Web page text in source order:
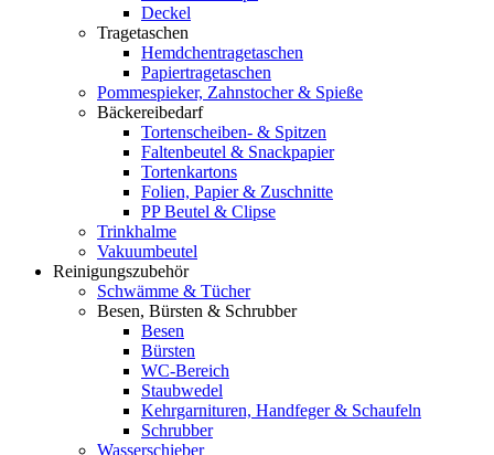
Deckel
Tragetaschen
Hemdchentragetaschen
Papiertragetaschen
Pommespieker, Zahnstocher & Spieße
Bäckereibedarf
Tortenscheiben- & Spitzen
Faltenbeutel & Snackpapier
Tortenkartons
Folien, Papier & Zuschnitte
PP Beutel & Clipse
Trinkhalme
Vakuumbeutel
Reinigungszubehör
Schwämme & Tücher
Besen, Bürsten & Schrubber
Besen
Bürsten
WC-Bereich
Staubwedel
Kehrgarnituren, Handfeger & Schaufeln
Schrubber
Wasserschieber